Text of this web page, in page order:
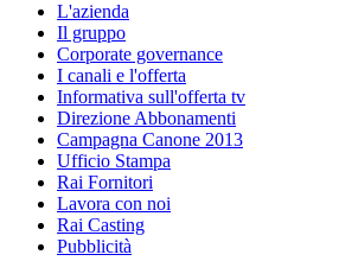
L'azienda
Il gruppo
Corporate governance
I canali e l'offerta
Informativa sull'offerta tv
Direzione Abbonamenti
Campagna Canone 2013
Ufficio Stampa
Rai Fornitori
Lavora con noi
Rai Casting
Pubblicità